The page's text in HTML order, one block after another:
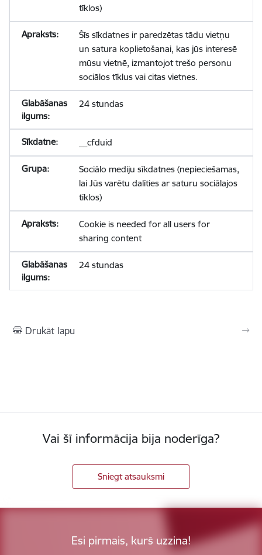
tīklos)
Šīs sīkdatnes ir paredzētas tādu vietņu
un satura koplietošanai, kas jūs interesē
mūsu vietnē, izmantojot trešo personu
sociālos tīklus vai citas vietnes.
24 stundas
__cfduid
Sociālo mediju sīkdatnes (nepieciešamas,
lai Jūs varētu dalīties ar saturu sociālajos
tīklos)
Cookie is needed for all users for
sharing content
24 stundas
Drukāt lapu
Vai šī informācija bija noderīga?
Sniegt atsauksmi
Esi pirmais, kurš uzzina!